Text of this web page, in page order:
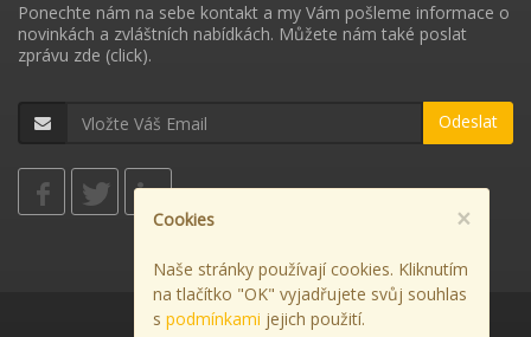
×
Cookies
Naše stránky používají cookies. Kliknutím
na tlačítko "OK" vyjadřujete svůj souhlas
s podmínkami jejich použití.
Ponechte nám na sebe kontakt a my Vám pošleme informace o
novinkách a zvláštních nabídkách. Můžete nám také poslat
zprávu zde (click).
Odeslat
Použití cookies